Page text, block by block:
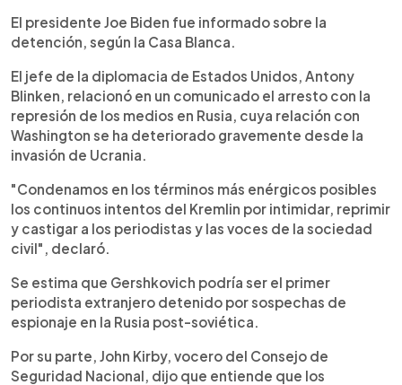
El presidente Joe Biden fue informado sobre la
detención, según la Casa Blanca.
El jefe de la diplomacia de Estados Unidos, Antony
Blinken, relacionó en un comunicado el arresto con la
represión de los medios en Rusia, cuya relación con
Washington se ha deteriorado gravemente desde la
invasión de Ucrania.
"Condenamos en los términos más enérgicos posibles
los continuos intentos del Kremlin por intimidar, reprimir
y castigar a los periodistas y las voces de la sociedad
civil", declaró.
Se estima que Gershkovich podría ser el primer
periodista extranjero detenido por sospechas de
espionaje en la Rusia post-soviética.
Por su parte, John Kirby, vocero del Consejo de
Seguridad Nacional, dijo que entiende que los